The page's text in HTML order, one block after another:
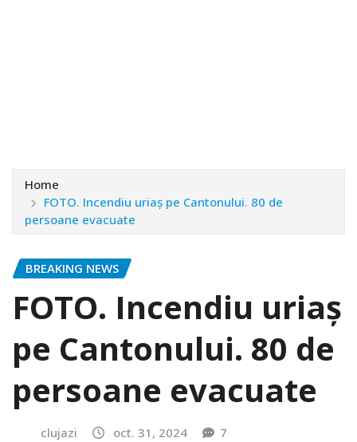
Home
FOTO. Incendiu uriaș pe Cantonului. 80 de
persoane evacuate
BREAKING NEWS
FOTO. Incendiu uriaș
pe Cantonului. 80 de
persoane evacuate
clujazi oct. 31, 2024 7